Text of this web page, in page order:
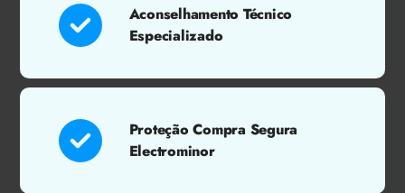
Aconselhamento Técnico
Especializado
Proteção Compra Segura
Electrominor